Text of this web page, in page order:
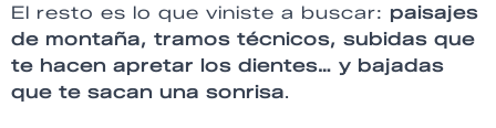
El resto es lo que viniste a buscar: paisajes
de montaña, tramos técnicos, subidas que
te hacen apretar los dientes… y bajadas
que te sacan una sonrisa.